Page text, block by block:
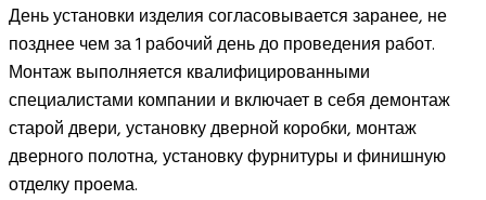
День установки изделия согласовывается заранее, не
позднее чем за 1 рабочий день до проведения работ.
Монтаж выполняется квалифицированными
специалистами компании и включает в себя демонтаж
старой двери, установку дверной коробки, монтаж
дверного полотна, установку фурнитуры и финишную
отделку проема.